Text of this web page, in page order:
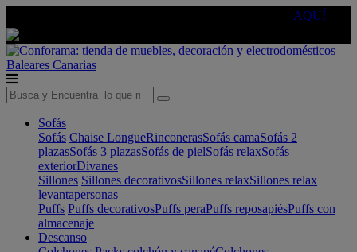
AQUÍ
Baleares Canarias
Sofás
Sofás Chaise LongueRinconerasSofás camaSofás 2
plazasSofás 3 plazasSofás de pielSofás relaxSofás
exteriorDivanes
Sillones Sillones decorativosSillones relaxSillones relax
levantapersonas
Puffs Puffs decorativosPuffs peraPuffs reposapiésPuffs con
almacenaje
Descanso